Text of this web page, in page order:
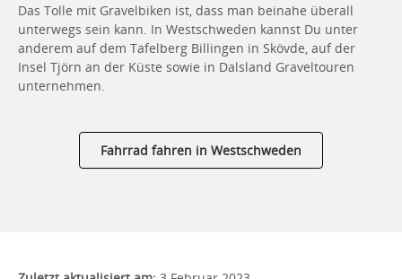
Das Tolle mit Gravelbiken ist, dass man beinahe überall
unterwegs sein kann. In Westschweden kannst Du unter
anderem auf dem Tafelberg Billingen in Skövde, auf der
Insel Tjörn an der Küste sowie in Dalsland Graveltouren
unternehmen.
Fahrrad fahren in Westschweden